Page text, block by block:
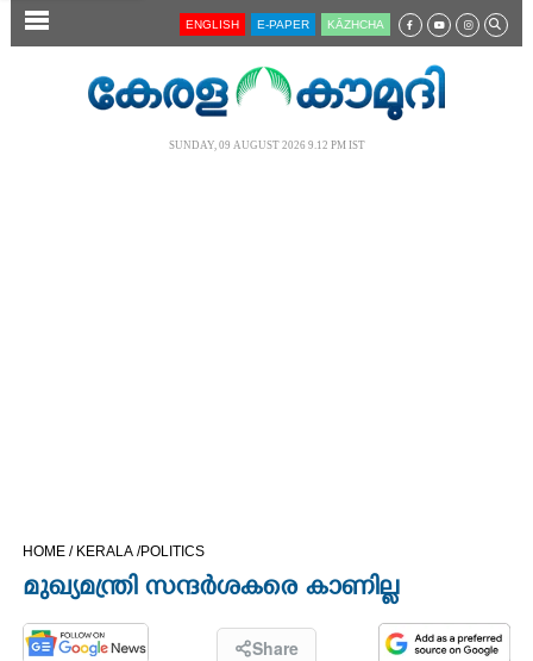
SECTIONS
CINEMA
OPINION
ENGLISH E-PAPER KĀZHCHA
SUNDAY, 09 AUGUST 2026 9.12 PM IST
HOME / KERALA /POLITICS
മുഖ്യമന്ത്രി സന്ദർശകരെ കാണില്ല
Share